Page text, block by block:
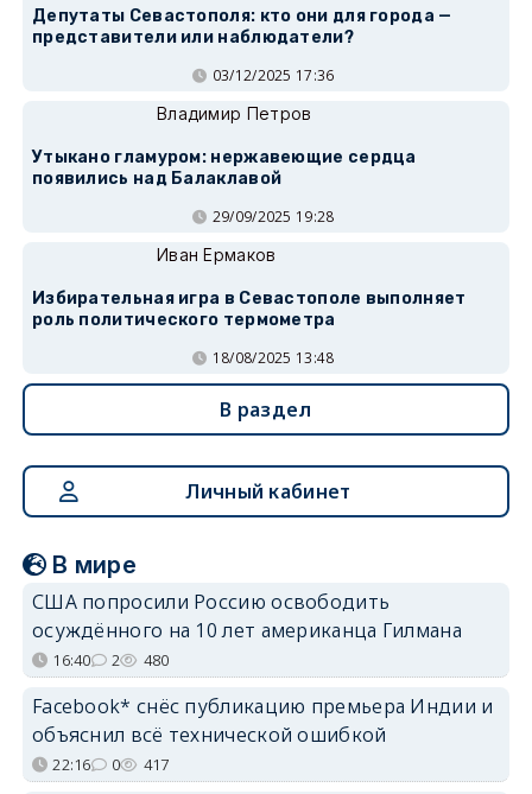
Депутаты Севастополя: кто они для города —
представители или наблюдатели?
03/12/2025 17:36
Владимир Петров
Утыкано гламуром: нержавеющие сердца
появились над Балаклавой
29/09/2025 19:28
Иван Ермаков
Избирательная игра в Севастополе выполняет
роль политического термометра
18/08/2025 13:48
В раздел
Личный кабинет
В мире
США попросили Россию освободить
осуждённого на 10 лет американца Гилмана
16:40 2 480
Facebook* снёс публикацию премьера Индии и
объяснил всё технической ошибкой
22:16 0 417